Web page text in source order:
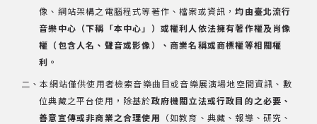
像、網站架構之電腦程式等著作、檔案或資訊，均由臺北流行
音樂中心（下稱「本中心」）或權利人依法擁有著作權及肖像
權（包含人名、聲音或影像）、商業名稱或商標權等相關權
利。
二、本網站僅供使用者檢索音樂曲目或音樂展演場地空間資訊、數
位典藏之平台使用，除基於政府機關立法或行政目的之必要、
善意宣傳或非商業之合理使用 （如教育、典藏、報導、研究、